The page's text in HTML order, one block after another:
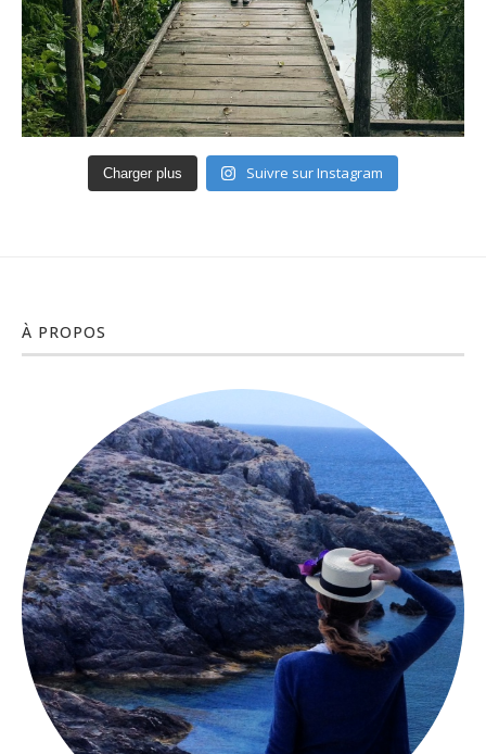
Charger plus Suivre sur Instagram
À PROPOS